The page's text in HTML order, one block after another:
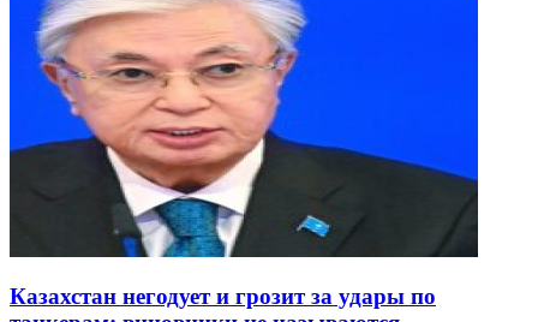
Казахстан негодует и грозит за удары по